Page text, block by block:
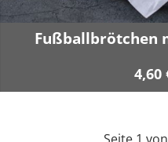
Fußballbrötchen
4,60